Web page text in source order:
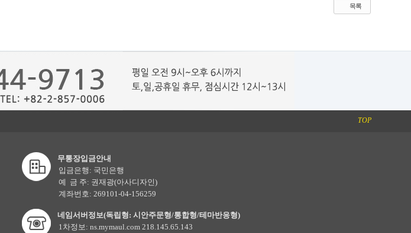
목록
TOP
무통장입금안내
입금은행: 국민은행
예 금 주: 권재광(아사디자인)
계좌번호: 269101-04-156259
네임서버정보(독립형: 시안주문형/통합형/테마반응형)
1차정보: ns.mymaul.com 218.145.65.143